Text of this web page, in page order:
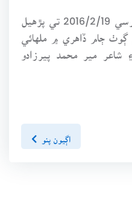
سائين تاج محمد جي پهرين ورسي 2016/2/19 تي پڙهيل
ڳوٺ ڄام ڏاهري ۾ ملهائي
شاعر مير محمد پيرزادو
اڳيون پنو